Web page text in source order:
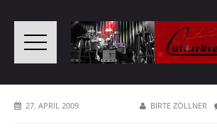
27. APRIL 2009 BIRTE ZÖLLNER